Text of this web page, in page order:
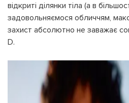
відкриті ділянки тіла (а в
задовольняємося обличчям,
захист абсолютно не заважає
D.